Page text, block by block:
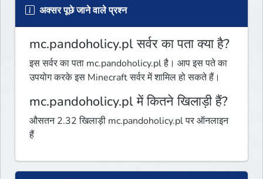
अक्सर पूछे जाने वाले प्रश्न
mc.pandoholicy.pl सर्वर का पता क्या है?
इस सर्वर का पता mc.pandoholicy.pl है। आप इस पते का
उपयोग करके इस Minecraft सर्वर में शामिल हो सकते हैं।
mc.pandoholicy.pl में कितने खिलाड़ी हैं?
औसतन 2.32 खिलाड़ी mc.pandoholicy.pl पर ऑनलाइन
हैं